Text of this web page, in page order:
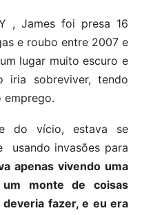
, James foi presa 16
e roubo entre 2007 e
lugar muito escuro e
iria sobreviver, tendo
emprego.
do vício, estava se
usando invasões para
apenas vivendo uma
monte de coisas
fazer, e eu era